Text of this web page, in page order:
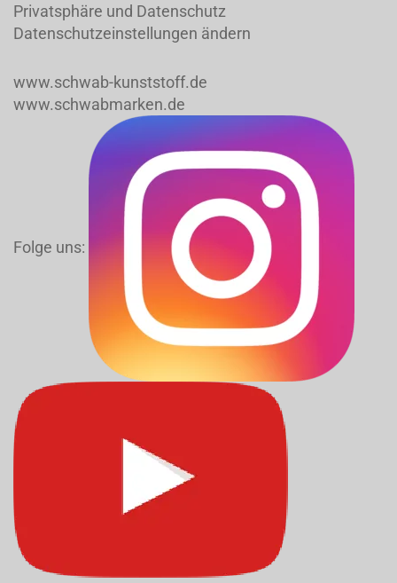
Privatsphäre und Datenschutz
Datenschutzeinstellungen ändern
www.schwab-kunststoff.de
www.schwabmarken.de
Folge uns: